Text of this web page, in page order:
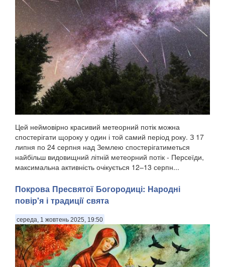
Цей неймовірно красивий метеорний потік можна
спостерігати щороку у один і той самий період року. З 17
липня по 24 серпня над Землею спостерігатиметься
найбільш видовищний літній метеорний потік - Персеїди,
максимальна активність очікується 12–13 серпн...
Покрова Пресвятої Богородиці: Народні
повір'я і традиції свята
середа, 1 жовтень 2025, 19:50